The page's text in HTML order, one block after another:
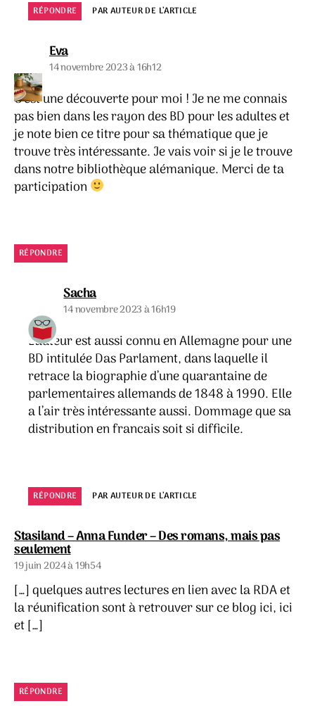
RÉPONDRE PAR AUTEUR DE L’ARTICLE
Evadit :
14 novembre 2023 à 16h12
C’est une découverte pour moi ! Je ne me connais
pas bien dans les rayon des BD pour les adultes et
je note bien ce titre pour sa thématique que je
trouve très intéressante. Je vais voir si je le trouve
dans notre bibliothèque alémanique. Merci de ta
participation
RÉPONDRE
Sachadit :
14 novembre 2023 à 16h19
L’auteur est aussi connu en Allemagne pour une
BD intitulée Das Parlament, dans laquelle il
retrace la biographie d’une quarantaine de
parlementaires allemands de 1848 à 1990. Elle
a l’air très intéressante aussi. Dommage que sa
distribution en francais soit si difficile.
RÉPONDRE PAR AUTEUR DE L’ARTICLE
Stasiland – Anna Funder – Des romans, mais pas
seulementdit :
19 juin 2024 à 19h54
[…] quelques autres lectures en lien avec la RDA et
la réunification sont à retrouver sur ce blog ici, ici
et […]
RÉPONDRE